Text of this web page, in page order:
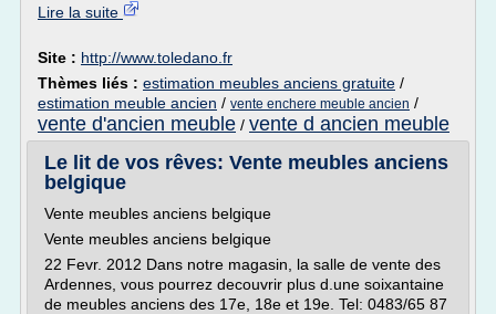
Lire la suite
Site : http://www.toledano.fr
Thèmes liés : estimation meubles anciens gratuite /
estimation meuble ancien / vente enchere meuble ancien /
vente d'ancien meuble / vente d ancien meuble
Le lit de vos rêves: Vente meubles anciens
belgique
Vente meubles anciens belgique
Vente meubles anciens belgique
22 Fevr. 2012 Dans notre magasin, la salle de vente des
Ardennes, vous pourrez decouvrir plus d.une soixantaine
de meubles anciens des 17e, 18e et 19e. Tel: 0483/65 87